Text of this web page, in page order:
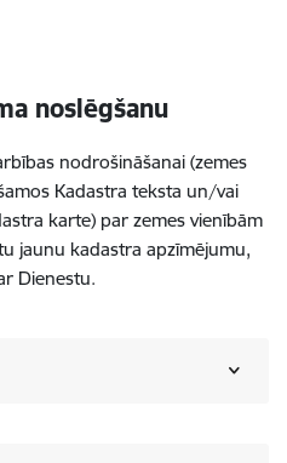
noslēgšanu
nodrošināšanai (zemes
Kadastra teksta un/vai
karte) par zemes vienībām
jaunu kadastra apzīmējumu,
Dienestu.